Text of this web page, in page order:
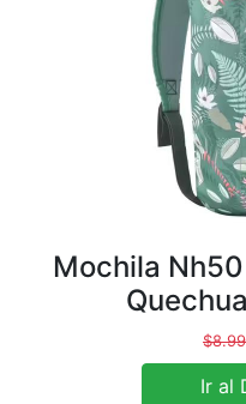
Mochila
Quechua
Ir al